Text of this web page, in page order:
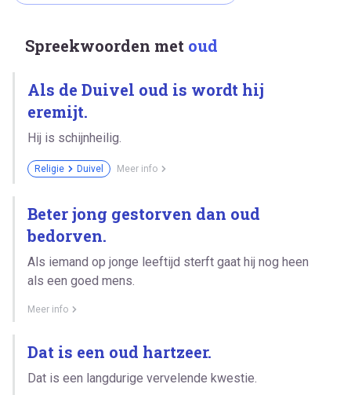
Spreekwoorden met oud
Als de Duivel oud is wordt hij
eremijt.
Hij is schijnheilig.
Religie Duivel Meer info
Beter jong gestorven dan oud
bedorven.
Als iemand op jonge leeftijd sterft gaat hij nog heen
als een goed mens.
Meer info
Dat is een oud hartzeer.
Dat is een langdurige vervelende kwestie.